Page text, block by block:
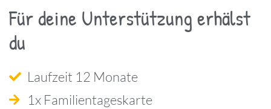
Für deine Unterstützung erhälst
du
Laufzeit 12 Monate
1x Familientageskarte